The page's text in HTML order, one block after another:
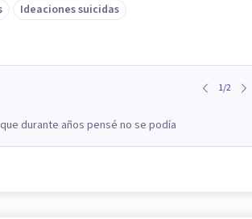
Ideaciones suicidas
1/2
durante años pensé no se podía